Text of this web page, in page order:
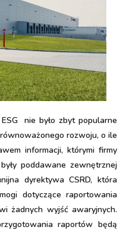
nie było zbyt popularne
rozwoju, o ile
informacji, którymi firmy
poddawane zewnętrznej
dyrektywa CSRD, która
dotyczące raportowania
żadnych wyjść awaryjnych.
raportów będą